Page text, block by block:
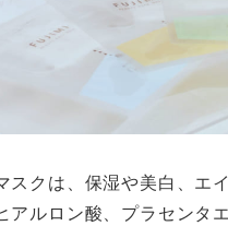
スクは、保湿や美白、エ
アルロン酸、プラセンタ